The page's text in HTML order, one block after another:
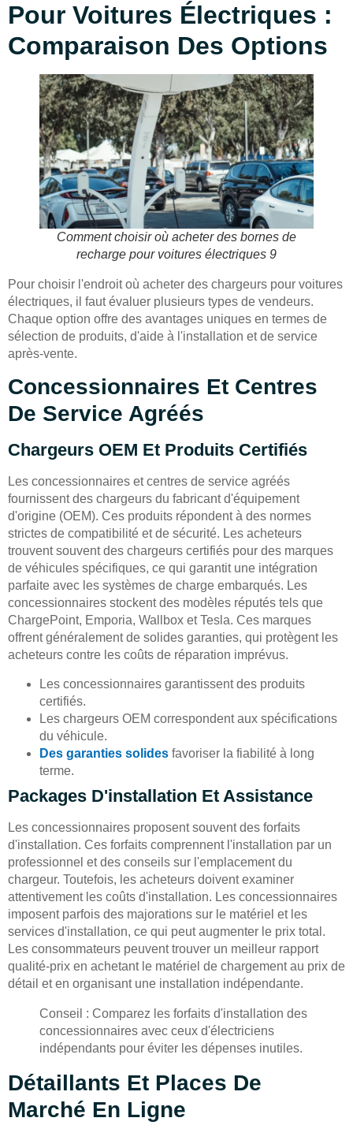
Pour Voitures Électriques :
Comparaison Des Options
Comment choisir où acheter des bornes de
recharge pour voitures électriques 9
Pour choisir l'endroit où acheter des chargeurs pour voitures
électriques, il faut évaluer plusieurs types de vendeurs.
Chaque option offre des avantages uniques en termes de
sélection de produits, d'aide à l'installation et de service
après-vente.
Concessionnaires Et Centres
De Service Agréés
Chargeurs OEM Et Produits Certifiés
Les concessionnaires et centres de service agréés
fournissent des chargeurs du fabricant d'équipement
d'origine (OEM). Ces produits répondent à des normes
strictes de compatibilité et de sécurité. Les acheteurs
trouvent souvent des chargeurs certifiés pour des marques
de véhicules spécifiques, ce qui garantit une intégration
parfaite avec les systèmes de charge embarqués. Les
concessionnaires stockent des modèles réputés tels que
ChargePoint, Emporia, Wallbox et Tesla. Ces marques
offrent généralement de solides garanties, qui protègent les
acheteurs contre les coûts de réparation imprévus.
Les concessionnaires garantissent des produits
certifiés.
Les chargeurs OEM correspondent aux spécifications
du véhicule.
Des garanties solides favoriser la fiabilité à long
terme.
Packages D'installation Et Assistance
Les concessionnaires proposent souvent des forfaits
d'installation. Ces forfaits comprennent l'installation par un
professionnel et des conseils sur l'emplacement du
chargeur. Toutefois, les acheteurs doivent examiner
attentivement les coûts d'installation. Les concessionnaires
imposent parfois des majorations sur le matériel et les
services d'installation, ce qui peut augmenter le prix total.
Les consommateurs peuvent trouver un meilleur rapport
qualité-prix en achetant le matériel de chargement au prix de
détail et en organisant une installation indépendante.
Conseil : Comparez les forfaits d'installation des
concessionnaires avec ceux d'électriciens
indépendants pour éviter les dépenses inutiles.
Détaillants Et Places De
Marché En Ligne